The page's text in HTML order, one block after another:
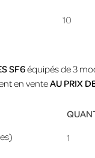
10
SF6équipés de 3
en venteAU PRIX
1